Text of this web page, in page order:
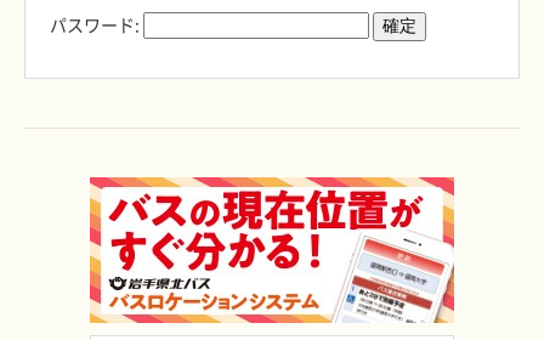
パスワード: